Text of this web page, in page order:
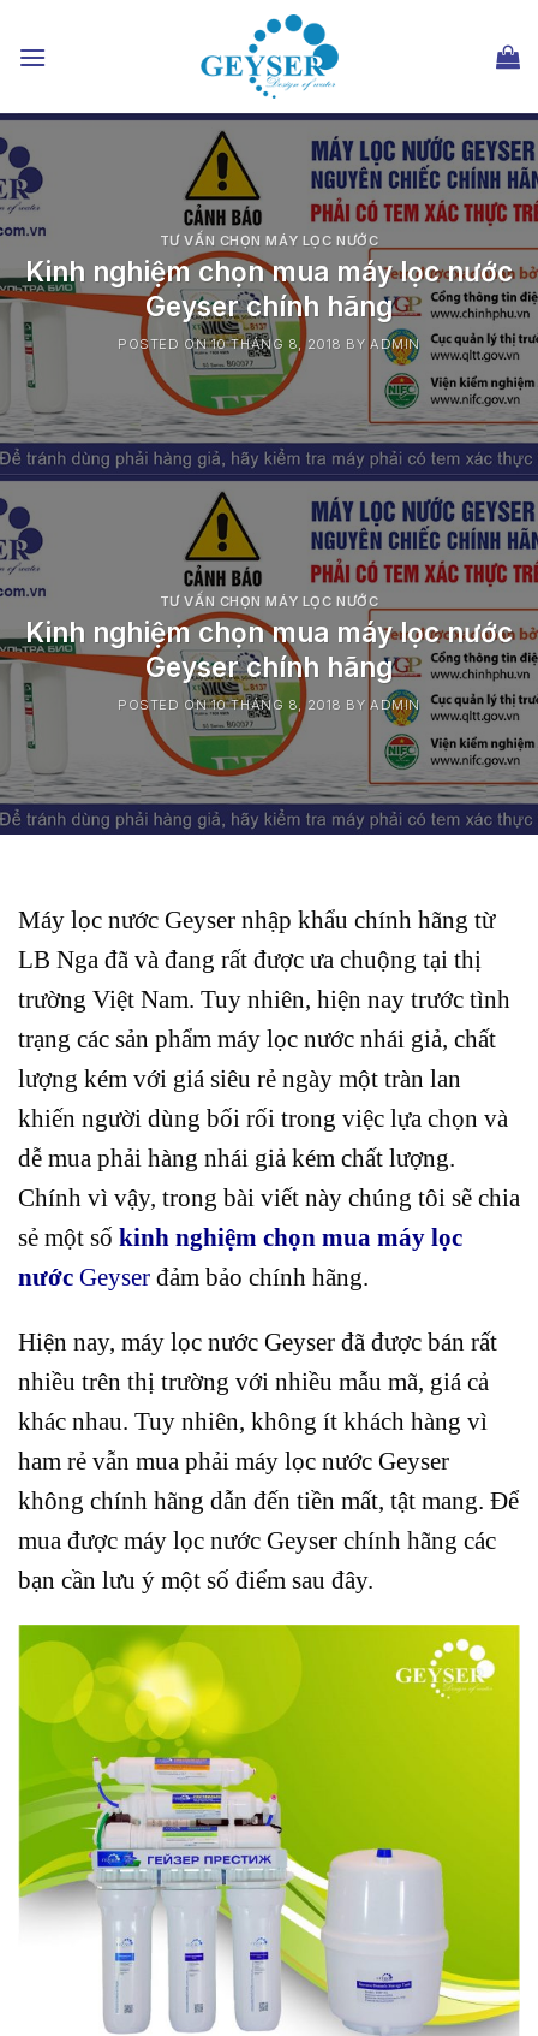
đến
nội
TƯ VẤN CHỌN MÁY LỌC NƯỚC
Kinh nghiệm chọn mua máy lọc nước
Geyser chính hãng
POSTED ON10 THÁNG 8, 2018 BY ADMIN
TƯ VẤN CHỌN MÁY LỌC NƯỚC
Kinh nghiệm chọn mua máy lọc nước
Geyser chính hãng
POSTED ON10 THÁNG 8, 2018 BY ADMIN
Máy lọc nước Geyser nhập khẩu chính hãng từ
LB Nga đã và đang rất được ưa chuộng tại thị
trường Việt Nam. Tuy nhiên, hiện nay trước tình
trạng các sản phẩm máy lọc nước nhái giả, chất
lượng kém với giá siêu rẻ ngày một tràn lan
khiến người dùng bối rối trong việc lựa chọn và
dễ mua phải hàng nhái giả kém chất lượng.
Chính vì vậy, trong bài viết này chúng tôi sẽ chia
sẻ một số kinh nghiệm chọn mua máy lọc
nước Geyser đảm bảo chính hãng.
Hiện nay, máy lọc nước Geyser đã được bán rất
nhiều trên thị trường với nhiều mẫu mã, giá cả
khác nhau. Tuy nhiên, không ít khách hàng vì
ham rẻ vẫn mua phải máy lọc nước Geyser
không chính hãng dẫn đến tiền mất, tật mang. Để
mua được máy lọc nước Geyser chính hãng các
bạn cần lưu ý một số điểm sau đây.